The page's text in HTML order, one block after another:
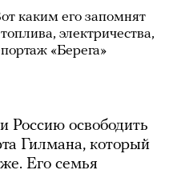
каким его запомнят
электричества,
«Берега»
освободить
Гилмана, который
Его семья